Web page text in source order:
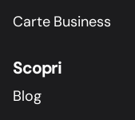
Carte Business
Scopri
Blog